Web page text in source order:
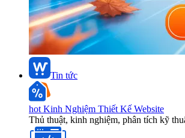
Tin tức
hot Kinh Nghiệm Thiết Kế Website
Thủ thuật, kinh nghiệm, phân tích kỹ